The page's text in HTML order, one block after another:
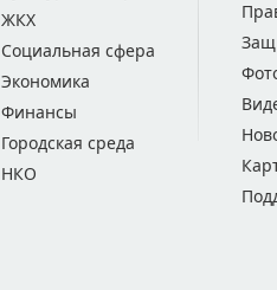
ЖКХ
Социальная сфера
Экономика
Финансы
Городская среда
НКО